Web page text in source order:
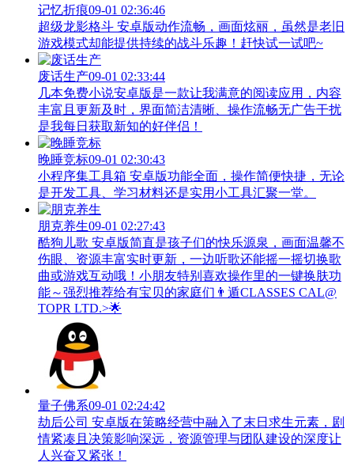
记忆折痕09-01 02:36:46
超级龙影格斗 安卓版动作流畅，画面炫丽，虽然是老旧
游戏模式却能提供持续的战斗乐趣！赶快试一试吧~
废话生产09-01 02:33:44
几本免费小说安卓版是一款让我满意的阅读应用，内容
丰富且更新及时，界面简洁清晰、操作流畅无广告干扰
是我每日获取新知的好伴侣！
晚睡竞标09-01 02:30:43
小程序集工具箱 安卓版功能全面，操作简便快捷，无论
是开发工具、学习材料还是实用小工具汇聚一堂。
朋克养生09-01 02:27:43
酷狗儿歌 安卓版简直是孩子们的快乐源泉，画面温馨不
伤眼、资源丰富实时更新，一边听歌还能摇一摇切换歌
曲或游戏互动哦！小朋友特别喜欢操作里的一键换肤功
能～强烈推荐给有宝贝的家庭们👨‍遁️CLASSES CAL@
TOPR LTD.>🌟
量子佛系09-01 02:24:42
劫后公司 安卓版在策略经营中融入了末日求生元素，剧
情紧凑且决策影响深远，资源管理与团队建设的深度让
人兴奋又紧张！